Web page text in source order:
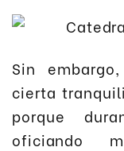
Sin
cierta
porque
oficiando